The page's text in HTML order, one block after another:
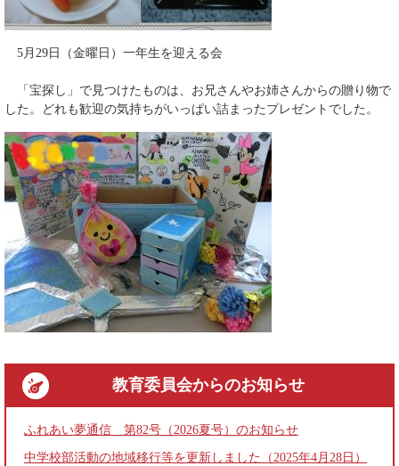
5月29日（金曜日）一年生を迎える会
「宝探し」で見つけたものは、お兄さんやお姉さんからの贈り物で
した。どれも歓迎の気持ちがいっぱい詰まったプレゼントでした。
教育委員会からのお知らせ
ふれあい夢通信 第82号（2026夏号）のお知らせ
中学校部活動の地域移行等を更新しました（2025年4月28日）